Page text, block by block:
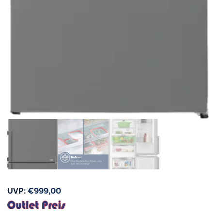
UVP:€999,00